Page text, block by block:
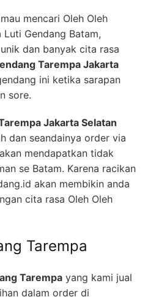
mencari Oleh Oleh
Gendang Batam,
dan banyak cita rasa
Tarempa Jakarta
ini ketika sarapan
sore.
Jakarta Selatan
dan seandainya order via
mendapatkan tidak
se Batam. Karena racikan
akan membikin anda
cita rasa Oleh Oleh
Tarempa
Tarempa yang kami jual
dalam order di